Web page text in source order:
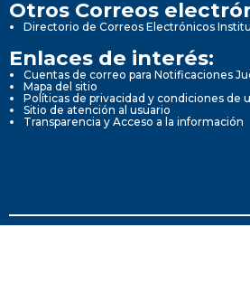
Otros Correos
Directorio de Correos Electrónicos
Enlaces de interés:
Cuentas de correo para Notificaciones
Mapa del sitio
Políticas de privacidad y condiciones de
Sitio de atención al usuario
Transparencia y Acceso a la información